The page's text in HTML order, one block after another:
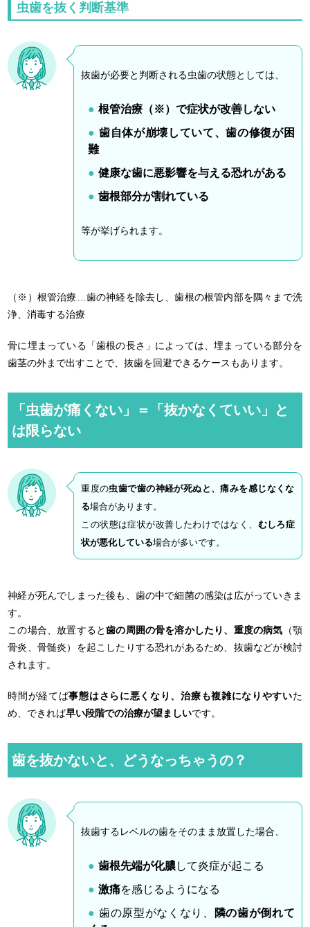
虫歯を抜く判断基準
抜歯が必要と判断される虫歯の状態としては、
根管治療（※）で症状が改善しない
歯自体が崩壊していて、歯の修復が困
難
健康な歯に悪影響を与える恐れがある
歯根部分が割れている
等が挙げられます。
（※）根管治療…歯の神経を除去し、歯根の根管内部を隅々まで洗
浄、消毒する治療
骨に埋まっている「歯根の長さ」によっては、埋まっている部分を
歯茎の外まで出すことで、抜歯を回避できるケースもあります。
「虫歯が痛くない」＝「抜かなくていい」と
は限らない
重度の虫歯で歯の神経が死ぬと、痛みを感じなくな
る場合があります。
この状態は症状が改善したわけではなく、 むしろ症
状が悪化している場合が多いです。
神経が死んでしまった後も、歯の中で細菌の感染は広がっていきま
す。
この場合、放置すると歯の周囲の骨を溶かしたり、重度の病気 （顎
骨炎、骨髄炎）を起こしたりする恐れがあるため、抜歯などが検討
されます。
時間が経てば事態はさらに悪くなり、治療も複雑になりやすいた
め、できれば早い段階での治療が望ましいです。
歯を抜かないと、どうなっちゃうの？
抜歯するレベルの歯をそのまま放置した場合、
歯根先端が化膿して炎症が起こる
激痛を感じるようになる
歯の原型がなくなり、
隣の歯が倒れて